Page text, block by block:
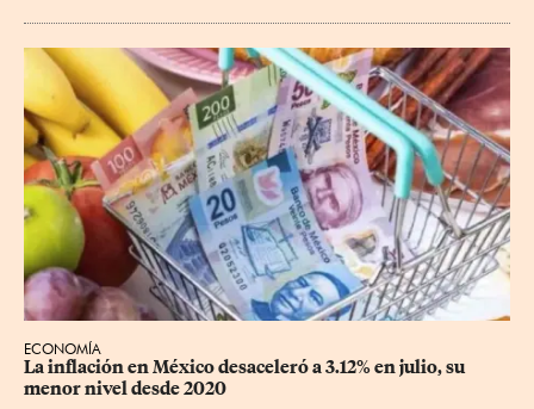
ECONOMÍA
La inflación en México desaceleró a 3.12% en julio, su
menor nivel desde 2020